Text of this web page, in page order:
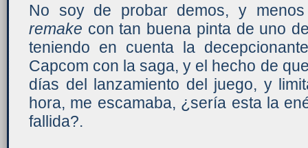
No soy de probar demos, y
remake con tan buena pinta de uno
teniendo en cuenta la
Capcom con la saga, y el hecho de
días del lanzamiento del juego, y
hora, me escamaba, ¿sería esta la
fallida?.